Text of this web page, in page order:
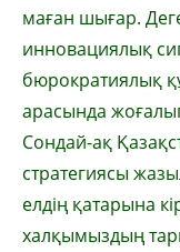
маған шығар.
инновациялық
бюрократиялық
арасында
Сондай-ақ
стратегиясы
елдің қатарына
халқымыздың